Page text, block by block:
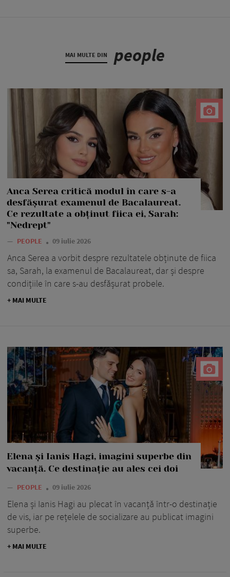
MAI MULTE DIN people
Anca Serea critică modul în care s-a
desfășurat examenul de Bacalaureat.
Ce rezultate a obținut fiica ei, Sarah:
"Nedrept"
— PEOPLE 09 iulie 2026
Anca Serea a vorbit despre rezultatele obținute de fiica
sa, Sarah, la examenul de Bacalaureat, dar și despre
condițiile în care s-au desfășurat probele.
+ MAI MULTE
Elena și Ianis Hagi, imagini superbe din
vacanță. Ce destinație au ales cei doi
— PEOPLE 09 iulie 2026
Elena și Ianis Hagi au plecat în vacanță într-o destinație
de vis, iar pe rețelele de socializare au publicat imagini
superbe.
+ MAI MULTE